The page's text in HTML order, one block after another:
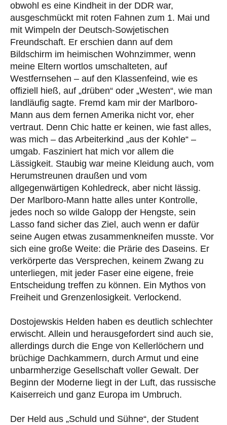
obwohl es eine Kindheit in der DDR war,
ausgeschmückt mit roten Fahnen zum 1. Mai und
mit Wimpeln der Deutsch-Sowjetischen
Freundschaft. Er erschien dann auf dem
Bildschirm im heimischen Wohnzimmer, wenn
meine Eltern wortlos umschalteten, auf
Westfernsehen – auf den Klassenfeind, wie es
offiziell hieß, auf „drüben“ oder „Westen“, wie man
landläufig sagte. Fremd kam mir der Marlboro-
Mann aus dem fernen Amerika nicht vor, eher
vertraut. Denn Chic hatte er keinen, wie fast alles,
was mich – das Arbeiterkind „aus der Kohle“ –
umgab. Fasziniert hat mich vor allem die
Lässigkeit. Staubig war meine Kleidung auch, vom
Herumstreunen draußen und vom
allgegenwärtigen Kohledreck, aber nicht lässig.
Der Marlboro-Mann hatte alles unter Kontrolle,
jedes noch so wilde Galopp der Hengste, sein
Lasso fand sicher das Ziel, auch wenn er dafür
seine Augen etwas zusammenkneifen musste. Vor
sich eine große Weite: die Prärie des Daseins. Er
verkörperte das Versprechen, keinem Zwang zu
unterliegen, mit jeder Faser eine eigene, freie
Entscheidung treffen zu können. Ein Mythos von
Freiheit und Grenzenlosigkeit. Verlockend.
Dostojewskis Helden haben es deutlich schlechter
erwischt. Allein und herausgefordert sind auch sie,
allerdings durch die Enge von Kellerlöchern und
brüchige Dachkammern, durch Armut und eine
unbarmherzige Gesellschaft voller Gewalt. Der
Beginn der Moderne liegt in der Luft, das russische
Kaiserreich und ganz Europa im Umbruch.
Der Held aus „Schuld und Sühne“, der Student